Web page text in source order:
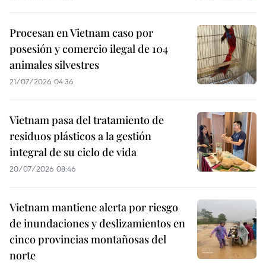
Procesan en Vietnam caso por
posesión y comercio ilegal de 104
animales silvestres
21/07/2026 04:36
Vietnam pasa del tratamiento de
residuos plásticos a la gestión
integral de su ciclo de vida
20/07/2026 08:46
Vietnam mantiene alerta por riesgo
de inundaciones y deslizamientos en
cinco provincias montañosas del
norte